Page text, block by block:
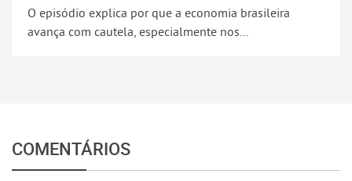
O episódio explica por que a economia brasileira
avança com cautela, especialmente nos...
COMENTÁRIOS